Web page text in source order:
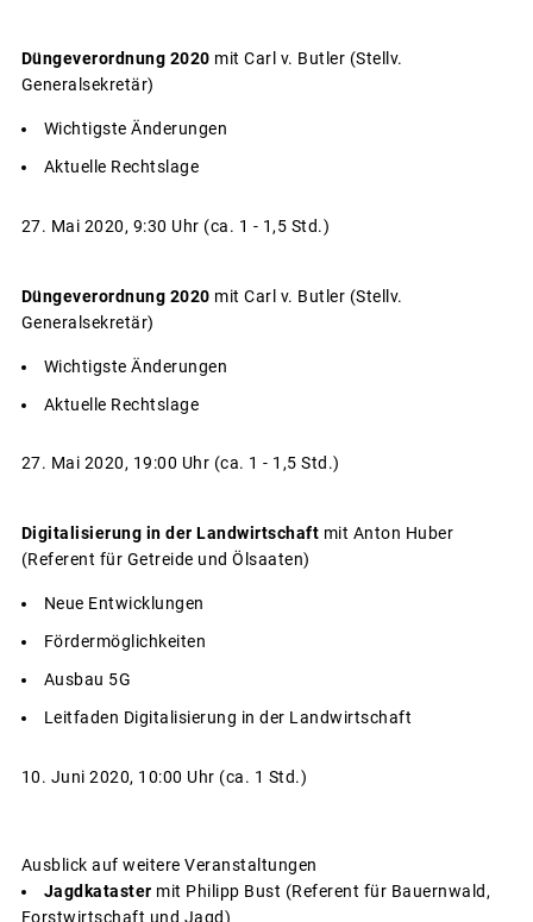
Düngeverordnung 2020 mit Carl v. Butler (Stellv.
Generalsekretär)
Wichtigste Änderungen
Aktuelle Rechtslage
27. Mai 2020, 9:30 Uhr (ca. 1 - 1,5 Std.)
Düngeverordnung 2020 mit Carl v. Butler (Stellv.
Generalsekretär)
Wichtigste Änderungen
Aktuelle Rechtslage
27. Mai 2020, 19:00 Uhr (ca. 1 - 1,5 Std.)
Digitalisierung in der Landwirtschaft mit Anton Huber
(Referent für Getreide und Ölsaaten)
Neue Entwicklungen
Fördermöglichkeiten
Ausbau 5G
Leitfaden Digitalisierung in der Landwirtschaft
10. Juni 2020, 10:00 Uhr (ca. 1 Std.)
Ausblick auf weitere Veranstaltungen
Jagdkataster mit Philipp Bust (Referent für Bauernwald,
Forstwirtschaft und Jagd)